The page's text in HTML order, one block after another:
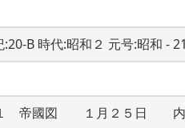
B 時代:昭和２ 元号:昭和 -
　帝國図　　１月２５日　　